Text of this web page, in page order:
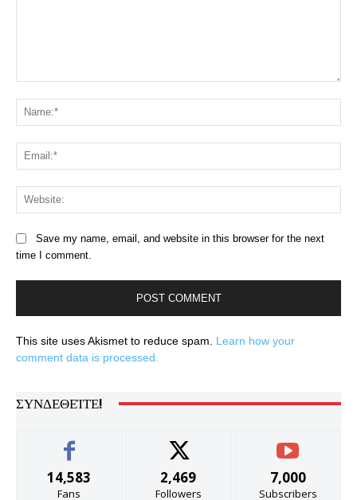
Save my name, email, and website in this browser for the next
time I comment.
This site uses Akismet to reduce spam. Learn how your
comment data is processed.
ΣΥΝΔΕΘΕΊΤΕ!
14,583
Fans
2,469
Followers
7,000
Subscribers